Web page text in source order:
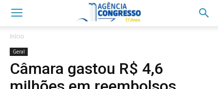
Início
Geral
Câmara gastou R$ 4,6